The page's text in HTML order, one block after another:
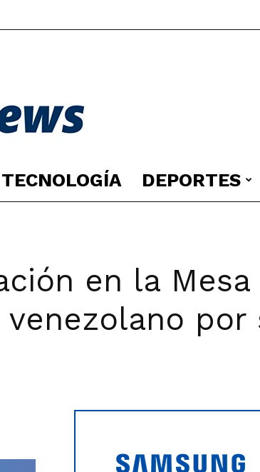
TECNOLOGÍA DEPORTES
en la Mesa
por